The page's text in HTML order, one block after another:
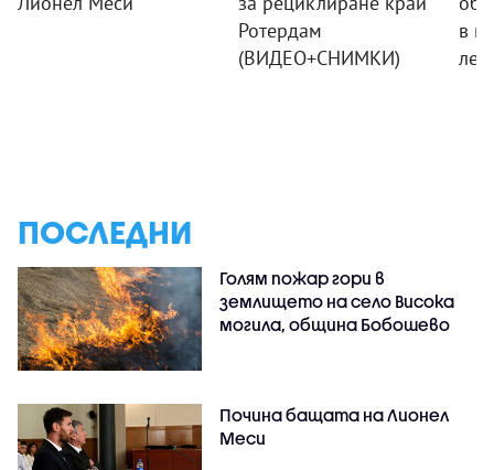
Ротердам
(ВИДЕО+СНИМКИ)
в
ПОСЛЕДНИ
Голям пожар гори в
землището на село Висока
могила, община Бобошево
Почина бащата на Лионел
Меси